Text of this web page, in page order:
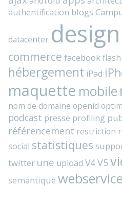
authentification blogs
datacenter design
commerce facebookflash
hébergement iPad
maquette mobile
nom de domaine openid
podcast presse profiling
référencement restriction
social statistiques
twitter une upload V4V5
semantique webservice